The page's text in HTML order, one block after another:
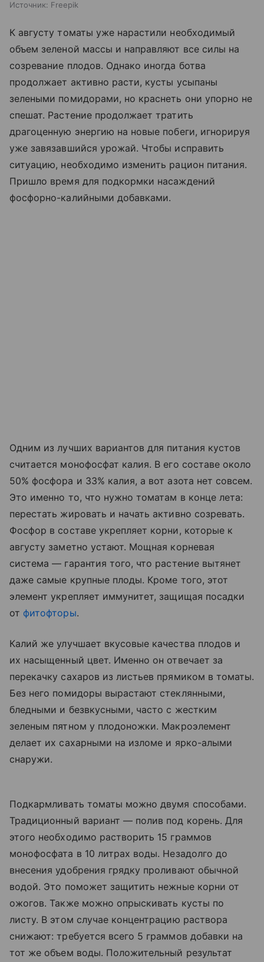
Источник: Freepik
К августу томаты уже нарастили необходимый
объем зеленой массы и направляют все силы на
созревание плодов. Однако иногда ботва
продолжает активно расти, кусты усыпаны
зелеными помидорами, но краснеть они упорно не
спешат. Растение продолжает тратить
драгоценную энергию на новые побеги, игнорируя
уже завязавшийся урожай. Чтобы исправить
ситуацию, необходимо изменить рацион питания.
Пришло время для подкормки насаждений
фосфорно-калийными добавками.
Одним из лучших вариантов для питания кустов
считается монофосфат калия. В его составе около
50% фосфора и 33% калия, а вот азота нет совсем.
Это именно то, что нужно томатам в конце лета:
перестать жировать и начать активно созревать.
Фосфор в составе укрепляет корни, которые к
августу заметно устают. Мощная корневая
система — гарантия того, что растение вытянет
даже самые крупные плоды. Кроме того, этот
элемент укрепляет иммунитет, защищая посадки
от фитофторы.
Калий же улучшает вкусовые качества плодов и
их насыщенный цвет. Именно он отвечает за
перекачку сахаров из листьев прямиком в томаты.
Без него помидоры вырастают стеклянными,
бледными и безвкусными, часто с жестким
зеленым пятном у плодоножки. Макроэлемент
делает их сахарными на изломе и ярко-алыми
снаружи.
Подкармливать томаты можно двумя способами.
Традиционный вариант — полив под корень. Для
этого необходимо растворить 15 граммов
монофосфата в 10 литрах воды. Незадолго до
внесения удобрения грядку проливают обычной
водой. Это поможет защитить нежные корни от
ожогов. Также можно опрыскивать кусты по
листу. В этом случае концентрацию раствора
снижают: требуется всего 5 граммов добавки на
тот же объем воды. Положительный результат